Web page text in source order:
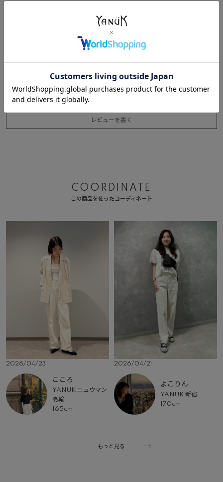
購入者
すべてのレビューを見る
レビューを書く
COORDINATE
この商品を使ったコーディネート
2026/04/23
こころ
YANUK ニュウマン
高輪
165cm
2026/04/21
よこりん
YANUK 新宿
170cm
もっと見る